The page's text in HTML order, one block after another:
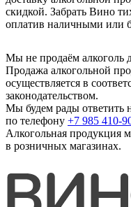
скидкой. Забрать Вино
оплатив наличными или
Мы не продаём алкоголь
Продажа алкогольной
осуществляется в
законодательством.
Мы будем рады
по телефону +7 985 410-
Алкогольная продукция
в розничных магазинах.